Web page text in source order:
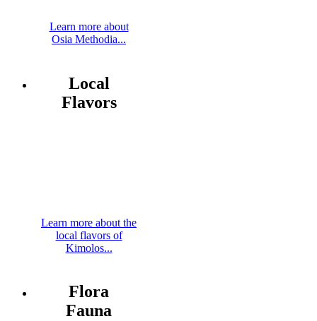
Learn more about
Osia Methodia...
Local
Flavors
Learn more about the
local flavors of
Kimolos...
Flora
Fauna